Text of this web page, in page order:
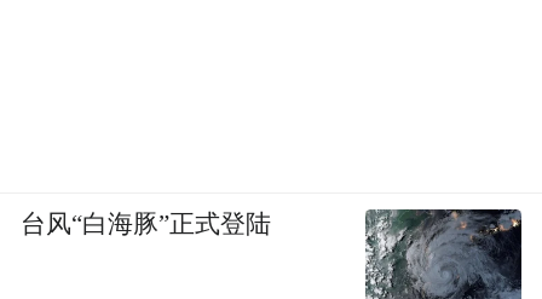
台风“白海豚”正式登陆